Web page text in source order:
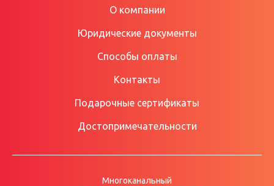
О компании
Юридические документы
Способы оплаты
Контакты
Подарочные сертификаты
Достопримечательности
Многоканальный